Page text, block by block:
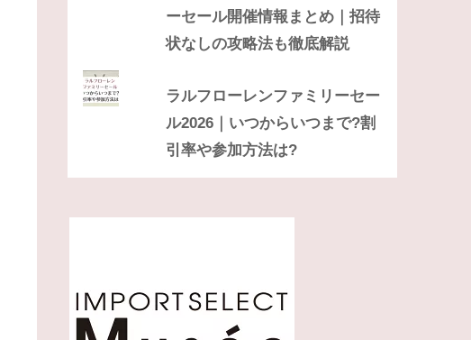
ーセール開催情報まとめ｜招待
状なしの攻略法も徹底解説
ラルフローレンファミリーセー
ル2026｜いつからいつまで?割
引率や参加方法は?